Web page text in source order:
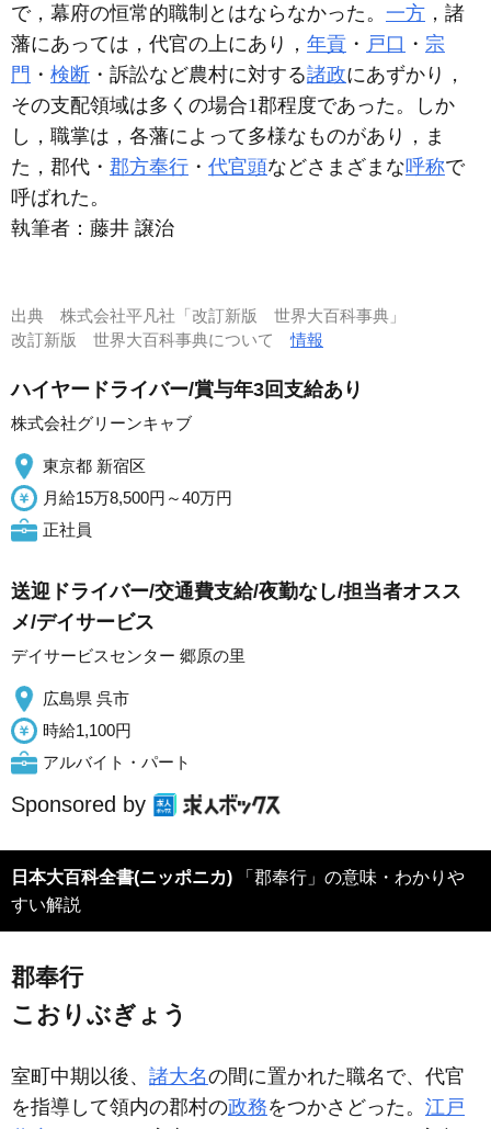
で，幕府の恒常的職制とはならなかった。 一方 ，諸
藩にあっては，代官の上にあり， 年貢 ・ 戸口 ・ 宗
門 ・ 検断 ・訴訟など農村に対する諸政にあずかり，
その支配領域は多くの場合1郡程度であった。しか
し，職掌は，各藩によって多様なものがあり，ま
た，郡代・ 郡方奉行 ・ 代官頭などさまざまな呼称で
呼ばれた。
執筆者： 藤井 譲治
出典 株式会社平凡社「改訂新版 世界大百科事典」
改訂新版 世界大百科事典について情報
ハイヤードライバー/賞与年3回支給あり
株式会社グリーンキャブ
東京都 新宿区
月給15万8,500円～40万円
正社員
送迎ドライバー/交通費支給/夜勤なし/担当者オスス
メ/デイサービス
デイサービスセンター 郷原の里
広島県 呉市
時給1,100円
アルバイト・パート
Sponsored by
日本大百科全書(ニッポニカ) 「郡奉行」の意味・わかりや
すい解説
郡奉行
こおりぶぎょう
室町中期以後、 諸大名の間に置かれた職名で、代官
を指導して領内の郡村の政務をつかさどった。 江戸